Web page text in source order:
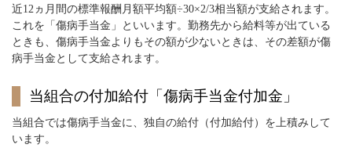
近12ヵ月間の標準報酬月額平均額÷30×2/3相当額が支給されます。
これを「傷病手当金」といいます。勤務先から給料等が出ている
ときも、傷病手当金よりもその額が少ないときは、その差額が傷
病手当金として支給されます。
当組合の付加給付「傷病手当金付加金」
当組合では傷病手当金に、独自の給付（付加給付）を上積みして
います。